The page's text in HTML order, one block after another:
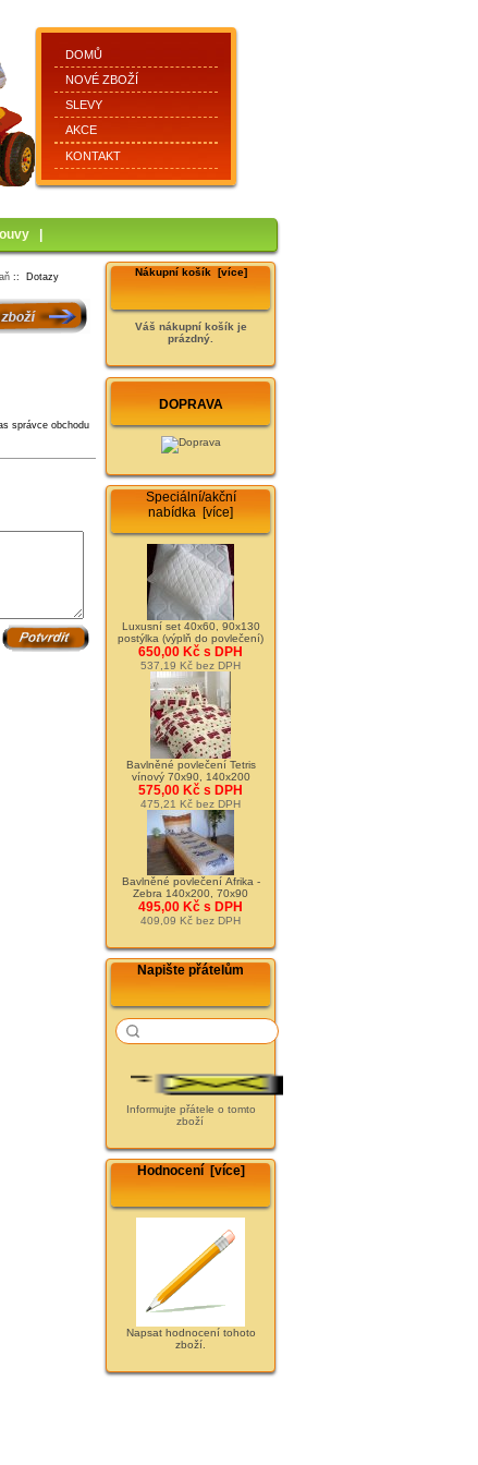
DOMŮ
NOVÉ ZBOŽÍ
SLEVY
AKCE
KONTAKT
:: Dotazy
správce obchodu
Nákupní košík [více]
Váš nákupní košík je
prázdný.
DOPRAVA
Speciální/akční
nabídka [více]
Luxusní set 40x60, 90x130
postýlka (výplň do povlečení)
650,00 Kč s DPH
537,19 Kč bez DPH
Bavlněné povlečení Tetris
vínový 70x90, 140x200
575,00 Kč s DPH
475,21 Kč bez DPH
Bavlněné povlečení Afrika -
Zebra 140x200, 70x90
495,00 Kč s DPH
409,09 Kč bez DPH
Napište přátelům
Informujte přátele o tomto
zboží
Hodnocení [více]
Napsat hodnocení tohoto
zboží.